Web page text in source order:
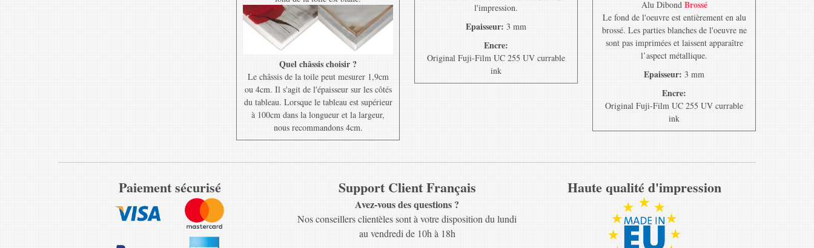
Quel châssis choisir ?
Le châssis de la toile peut mesurer 1,9cm
ou 4cm. Il s'agit de l'épaisseur sur les côtés
du tableau. Lorsque le tableau est supérieur
à 100cm dans la longueur et la largeur,
nous recommandons 4cm.
l'impression.
Epaisseur: 3 mm
Encre:
Original Fuji-Film UC 255 UV currable
ink
Alu Dibond Brossé
Le fond de l'oeuvre est entièrement en alu
brossé. Les parties blanches de l'oeuvre ne
sont pas imprimées et laissent apparaître
l’aspect métallique.
Epaisseur: 3 mm
Encre:
Original Fuji-Film UC 255 UV currable
ink
Paiement sécurisé Support Client Français
Avez-vous des questions ?
Nos conseillers clientèles sont à votre disposition du lundi
au vendredi de 10h à 18h
Haute qualité d'impression